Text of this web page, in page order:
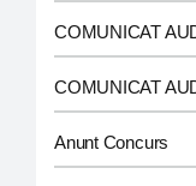
COMUNICAT
COMUNICAT
Anunt Concurs